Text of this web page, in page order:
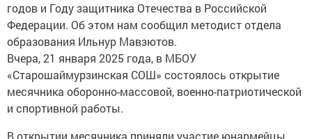
годов и Году защитника Отечества в Российской
Федерации. Об этом нам сообщил методист отдела
образования Ильнур Мавзютов.
Вчера, 21 января 2025 года, в МБОУ
«Старошаймурзинская СОШ» состоялось открытие
месячника оборонно-массовой, военно-патриотической
и спортивной работы.